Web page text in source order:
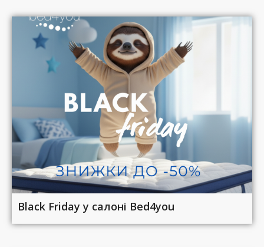
Black Friday у салоні Bed4you